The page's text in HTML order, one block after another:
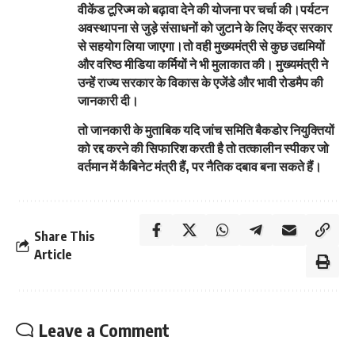
वीकेंड टूरिज्म को बढ़ावा देने की योजना पर चर्चा की।पर्यटन
अवस्थापना से जुड़े संसाधनों को जुटाने के लिए केंद्र सरकार
से सहयोग लिया जाएगा।तो वही मुख्यमंत्री से कुछ उद्यमियों
और वरिष्ठ मीडिया कर्मियों ने भी मुलाकात की। मुख्यमंत्री ने
उन्हें राज्य सरकार के विकास के एजेंडे और भावी रोडमैप की
जानकारी दी।
तो जानकारी के मुताबिक यदि जांच समिति बैकडोर नियुक्तियों
को रद्द करने की सिफारिश करती है तो तत्कालीन स्पीकर जो
वर्तमान में कैबिनेट मंत्री हैं, पर नैतिक दबाव बना सकते हैं।
Share This
Article
Leave a Comment